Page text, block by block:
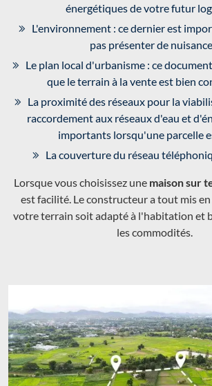
énergétiques de votre futur
L'environnement : ce dernier est
pas présenter de
Le plan local d'urbanisme : ce
que le terrain à la vente est bien
La proximité des réseaux pour la
raccordement aux réseaux d'eau et
importants lorsqu'une parcelle
La couverture du réseau
Lorsque vous choisissez une maison sur
est facilité. Le constructeur a tout mis
votre terrain soit adapté à l'habitation et
les commodités.